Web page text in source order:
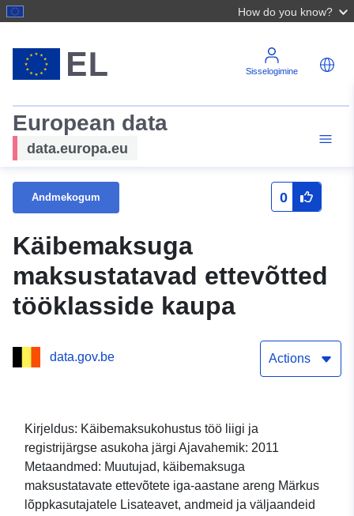
How do you know?
Sisselogimine
European data
data.europa.eu
Andmekogum 0
Käibemaksuga
maksustatavad ettevõtted
tööklasside kaupa
data.gov.be Actions
Kirjeldus: Käibemaksukohustus töö liigi ja
registrijärgse asukoha järgi Ajavahemik: 2011
Metaandmed: Muutujad, käibemaksuga
maksustatavate ettevõtete iga-aastane areng Märkus
lõppkasutajatele Lisateavet, andmeid ja väljaandeid